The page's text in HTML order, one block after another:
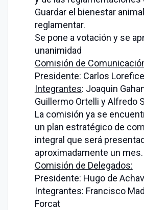
Guardar el bienestar
reglamentar.
Se pone a votación y se
unanimidad
Comisión de
Presidente: Carlos
Integrantes: Joaquin
Guillermo Ortelli y Alfredo
La comisión ya se
un plan estratégico de
integral que será
aproximadamente un mes.
Comisión de Delegados:
Presidente: Hugo de
Integrantes: Francisco
Forcat